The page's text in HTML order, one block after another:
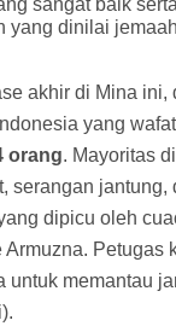
yang dinilai
akhir di Mina ini,
yang
orang. Mayoritas
serangan jantung,
dipicu oleh
Armuzna. Petugas
untuk memantau